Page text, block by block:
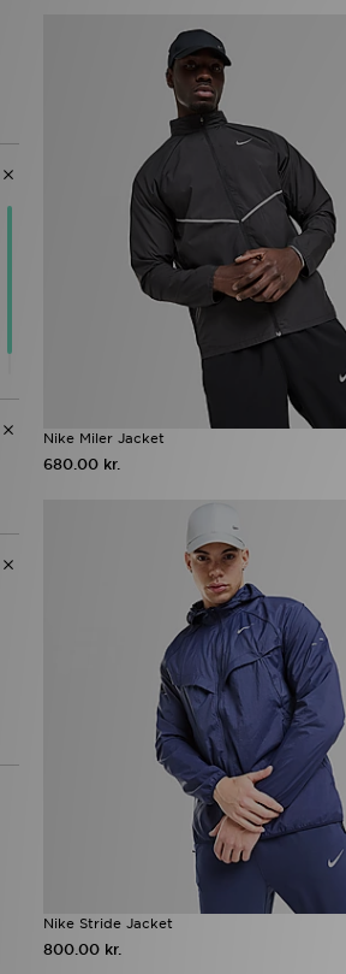
Nike Miler Jacket
680.00 kr.
Nike Stride Jacket
800.00 kr.